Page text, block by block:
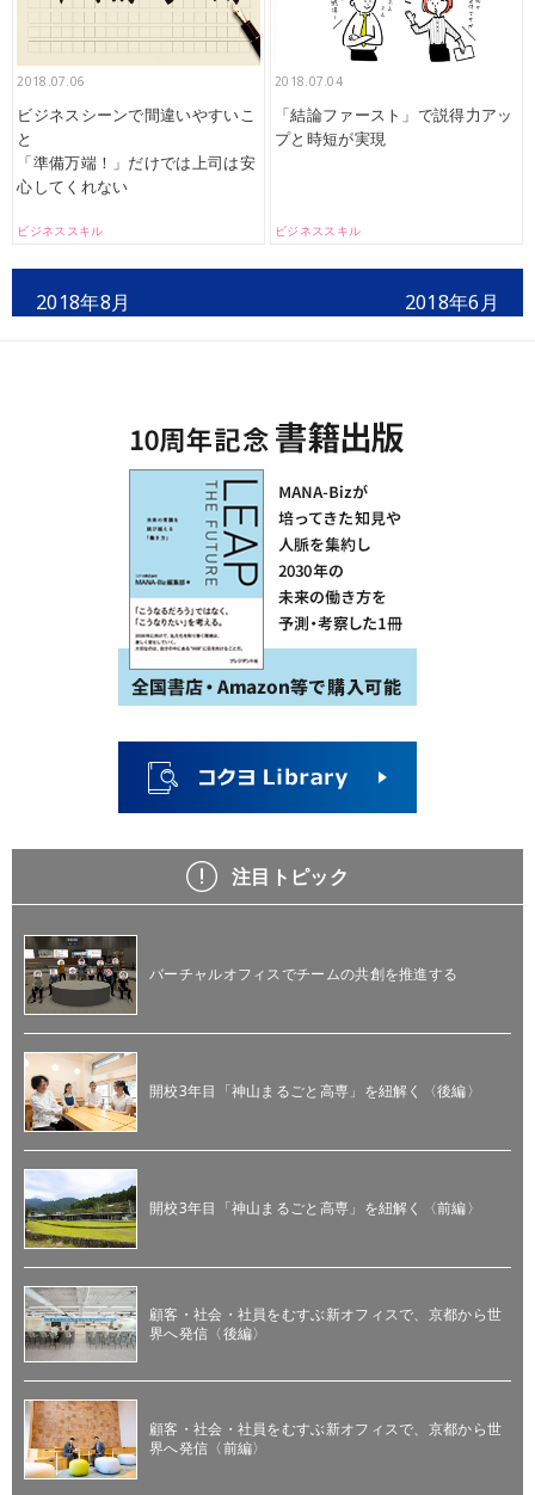
2018.07.06
ビジネスシーンで間違いやすいこ
と
「準備万端！」だけでは上司は安
心してくれない
ビジネススキル
2018.07.04
「結論ファースト」で説得力アッ
プと時短が実現
ビジネススキル
2018年8月 2018年6月
注目トピック
バーチャルオフィスでチームの共創を推進する
開校3年目「神山まるごと高専」を紐解く〈後編〉
開校3年目「神山まるごと高専」を紐解く〈前編〉
顧客・社会・社員をむすぶ新オフィスで、京都から世
界へ発信〈後編〉
顧客・社会・社員をむすぶ新オフィスで、京都から世
界へ発信〈前編〉